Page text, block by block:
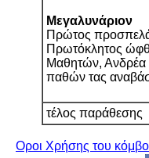
Μεγαλυνάριον
Πρώτος
Πρωτόκλητος
Μαθητών, Ανδρέα
παθών τας
τέλος παράθεσης
Οροι Χρήσης του